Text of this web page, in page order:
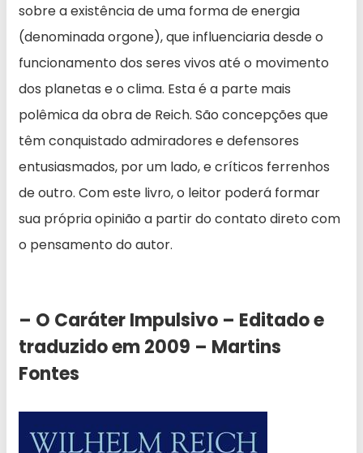
sobre a existência de uma forma de energia
(denominada orgone), que influenciaria desde o
funcionamento dos seres vivos até o movimento
dos planetas e o clima. Esta é a parte mais
polêmica da obra de Reich. São concepções que
têm conquistado admiradores e defensores
entusiasmados, por um lado, e críticos ferrenhos
de outro. Com este livro, o leitor poderá formar
sua própria opinião a partir do contato direto com
o pensamento do autor.
– O Caráter Impulsivo – Editado e
traduzido em 2009 – Martins
Fontes